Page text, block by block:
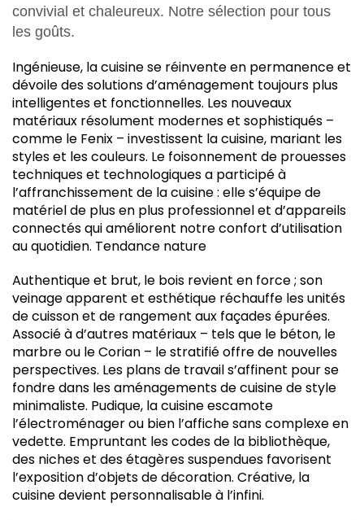
convivial et chaleureux. Notre sélection pour tous
les goûts.
Ingénieuse, la cuisine se réinvente en permanence et
dévoile des solutions d’aménagement toujours plus
intelligentes et fonctionnelles. Les nouveaux
matériaux résolument modernes et sophistiqués –
comme le Fenix – investissent la cuisine, mariant les
styles et les couleurs. Le foisonnement de prouesses
techniques et technologiques a participé à
l’affranchissement de la cuisine : elle s’équipe de
matériel de plus en plus professionnel et d’appareils
connectés qui améliorent notre confort d’utilisation
au quotidien. Tendance nature
Authentique et brut, le bois revient en force ; son
veinage apparent et esthétique réchauffe les unités
de cuisson et de rangement aux façades épurées.
Associé à d’autres matériaux – tels que le béton, le
marbre ou le Corian – le stratifié offre de nouvelles
perspectives. Les plans de travail s’affinent pour se
fondre dans les aménagements de cuisine de style
minimaliste. Pudique, la cuisine escamote
l’électroménager ou bien l’affiche sans complexe en
vedette. Empruntant les codes de la bibliothèque,
des niches et des étagères suspendues favorisent
l’exposition d’objets de décoration. Créative, la
cuisine devient personnalisable à l’infini.